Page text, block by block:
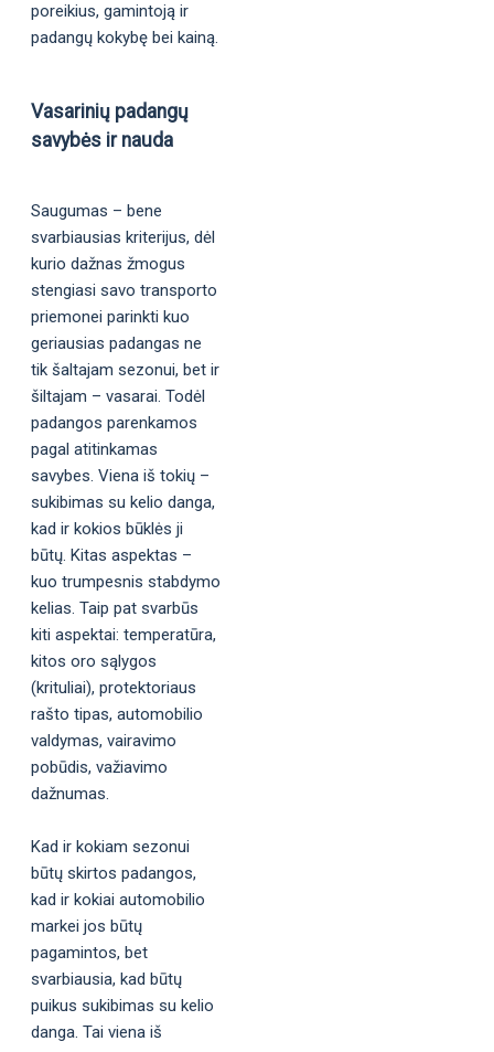
poreikius, gamintoją ir
padangų kokybę bei kainą.
Vasarinių padangų
savybės ir nauda
Saugumas – bene
svarbiausias kriterijus, dėl
kurio dažnas žmogus
stengiasi savo transporto
priemonei parinkti kuo
geriausias padangas ne
tik šaltajam sezonui, bet ir
šiltajam – vasarai. Todėl
padangos parenkamos
pagal atitinkamas
savybes. Viena iš tokių –
sukibimas su kelio danga,
kad ir kokios būklės ji
būtų. Kitas aspektas –
kuo trumpesnis stabdymo
kelias. Taip pat svarbūs
kiti aspektai: temperatūra,
kitos oro sąlygos
(krituliai), protektoriaus
rašto tipas, automobilio
valdymas, vairavimo
pobūdis, važiavimo
dažnumas.
Kad ir kokiam sezonui
būtų skirtos padangos,
kad ir kokiai automobilio
markei jos būtų
pagamintos, bet
svarbiausia, kad būtų
puikus sukibimas su kelio
danga. Tai viena iš